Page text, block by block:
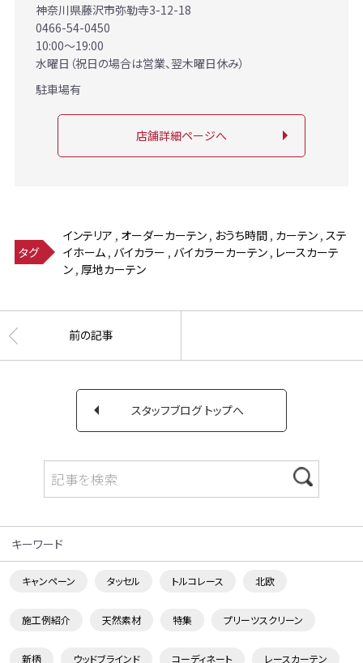
神奈川県藤沢市弥勒寺3-12-18
0466-54-0450
10:00～19:00
水曜日（祝日の場合は営業、翌木曜日休み）
駐車場有
店舗詳細ページへ
タグ
インテリア , オーダーカーテン , おうち時間 , カーテン , ステ
イホーム , バイカラー , バイカラーカーテン , レースカーテ
ン , 厚地カーテン
前の記事
スタッフブログ トップへ
キーワード
キャンペーン タッセル トルコレース 北欧
施工例紹介 天然素材 特集 プリーツスクリーン
新柄 ウッドブラインド コーディネート レースカーテン